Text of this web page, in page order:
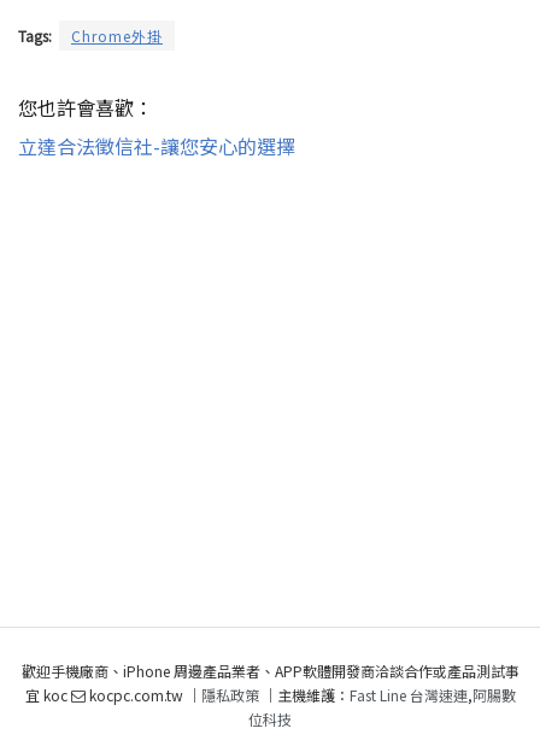
Tags: Chrome外掛
您也許會喜歡：
立達合法徵信社-讓您安心的選擇
歡迎手機廠商、iPhone 周邊產品業者、APP軟體開發商洽談合作或產品測試事
宜 koc
kocpc.com.tw ｜ 隱私政策｜主機維護： Fast Line 台灣速連,阿腸數
位科技